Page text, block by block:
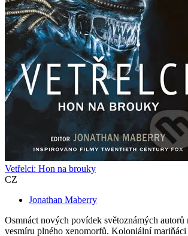
Vetřelci: Hon na brouky
CZ
Jonathan Maberry
Osmnáct nových povídek světoznámých autorů
vesmíru plného xenomorfů. Koloniální mariňáci